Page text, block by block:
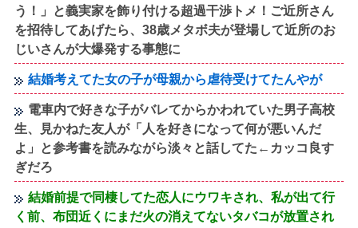
う！」と義実家を飾り付ける超過干渉トメ！ご近所さん
を招待してあげたら、38歳メタボ夫が登場して近所のお
じいさんが大爆発する事態に
結婚考えてた女の子が母親から虐待受けてたんやが
電車内で好きな子がバレてからかわれていた男子高校
生、見かねた友人が「人を好きになって何が悪いんだ
よ」と参考書を読みながら淡々と話してた←カッコ良す
ぎだろ
結婚前提で同棲してた恋人にウワキされ、私が出て行
く前、布団近くにまだ火の消えてないタバコが放置され